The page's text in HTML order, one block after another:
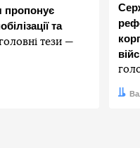
пропонує
та
тези —
Дата: